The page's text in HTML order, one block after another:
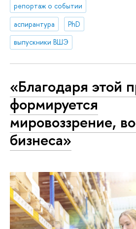
репортаж о событии
аспирантура
PhD
выпускники ВШЭ
«Благодаря этой
формируется
мировоззрение,
бизнеса»